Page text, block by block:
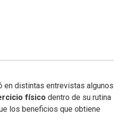
en distintas entrevistas algunos
físico dentro de su rutina
los beneficios que obtiene